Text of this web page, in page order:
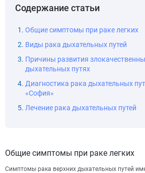
Содержание статьи
Общие симптомы при раке легких
Виды рака дыхательных путей
Причины развития
дыхательных путях
Диагностика рака дыхательных
«София»
Лечение рака дыхательных путей
Общие симптомы при раке легких
Симптомы рака верхних дыхательных путей